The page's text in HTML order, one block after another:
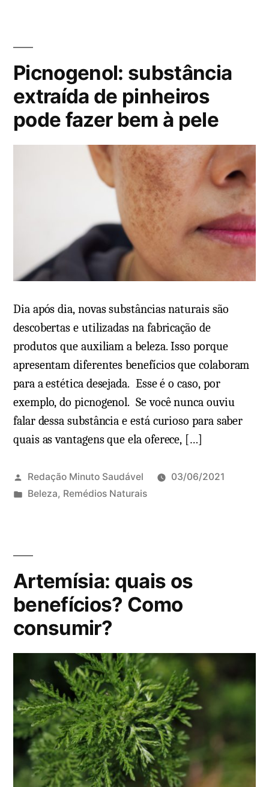
c
a
o
e
:
Picnogenol: substância
extraída de pinheiros
pode fazer bem à pele
Dia após dia, novas substâncias naturais são
descobertas e utilizadas na fabricação de
produtos que auxiliam a beleza. Isso porque
apresentam diferentes benefícios que colaboram
para a estética desejada. Esse é o caso, por
exemplo, do picnogenol. Se você nunca ouviu
falar dessa substância e está curioso para saber
quais as vantagens que ela oferece, […]
Redação Minuto Saudável
03/06/2021
P
c
d
o
Beleza, Remédios Naturais
Artemísia: quais os
benefícios? Como
consumir?